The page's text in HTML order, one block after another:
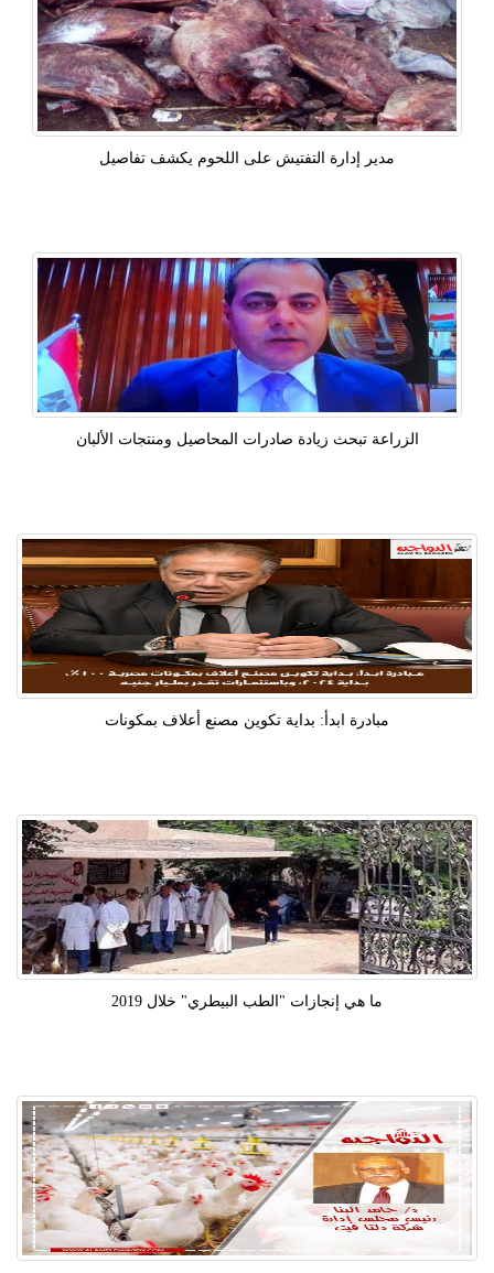
مدير إدارة التفتيش على اللحوم يكشف تفاصيل
الزراعة تبحث زيادة صادرات المحاصيل ومنتجات الألبان
مبادرة ابدأ: بداية تكوين مصنع أعلاف بمكونات
ما هي إنجازات "الطب البيطري" خلال 2019